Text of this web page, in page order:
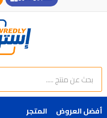
Search
أفضل العروض المتجر